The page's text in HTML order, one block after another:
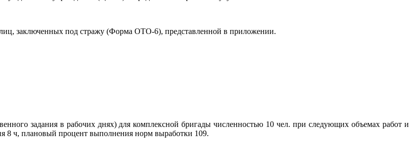
заключенных под стражу (Форма ОТО-6), представленной в приложении.
задания в рабочих днях) для комплексной бригады численностью 10 чел. при следующих объемах работ и
8 ч, плановый процент выполнения норм выработки 109.